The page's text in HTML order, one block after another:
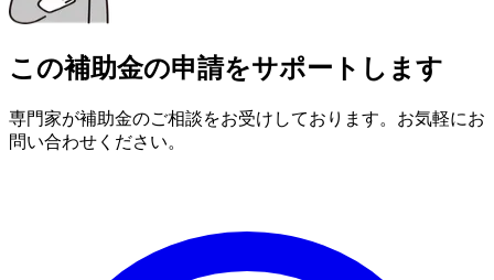
この補助金の申請をサポートします
専門家が補助金のご相談をお受けしております。お気軽にお
問い合わせください。